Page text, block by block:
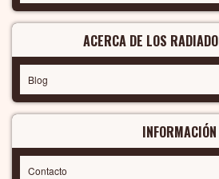
ACERCA DE LOS
Blog
INFORMACIÓN
Contacto